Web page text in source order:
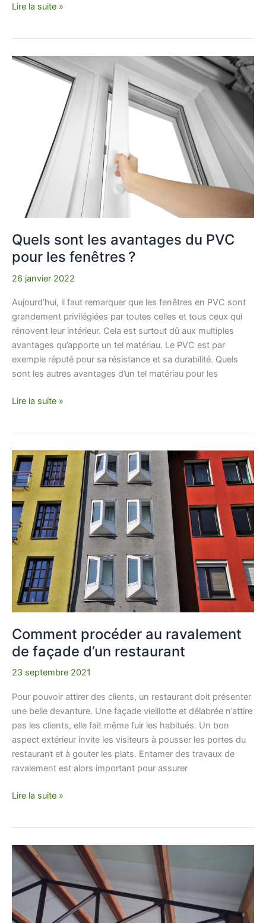
Lire la suite »
Quels sont les avantages du PVC
pour les fenêtres ?
26 janvier 2022
Aujourd’hui, il faut remarquer que les fenêtres en PVC sont
grandement privilégiées par toutes celles et tous ceux qui
rénovent leur intérieur. Cela est surtout dû aux multiples
avantages qu’apporte un tel matériau. Le PVC est par
exemple réputé pour sa résistance et sa durabilité. Quels
sont les autres avantages d’un tel matériau pour les
Quels
fenêtres ?
Lire la suite »
Comment procéder au ravalement
de façade d’un restaurant
23 septembre 2021
Pour pouvoir attirer des clients, un restaurant doit présenter
une belle devanture. Une façade vieillotte et délabrée n’attire
pas les clients, elle fait même fuir les habitués. Un bon
aspect extérieur invite les visiteurs à pousser les portes du
restaurant et à gouter les plats. Entamer des travaux de
ravalement est alors important pour assurer
Comment
procéder
au
ravalement
de
façade
d’un
restaurant
Lire la suite »
Guide
pour
choisir
entre
charpente